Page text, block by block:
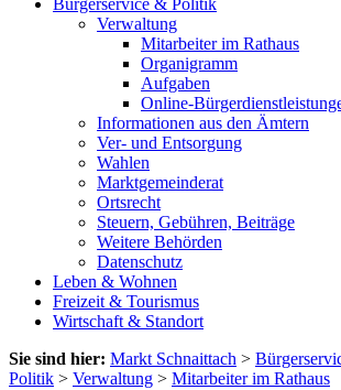
Bürgerservice & Politik
Verwaltung
Mitarbeiter im Rathaus
Organigramm
Aufgaben
Online-
Informationen aus den Ämtern
Ver- und Entsorgung
Wahlen
Marktgemeinderat
Ortsrecht
Steuern, Gebühren, Beiträge
Weitere Behörden
Datenschutz
Leben & Wohnen
Freizeit & Tourismus
Wirtschaft & Standort
Sie sind hier: Markt Schnaittach >
Politik > Verwaltung > Mitarbeiter im Rathaus